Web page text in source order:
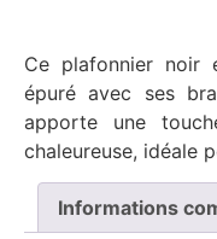
Ce plafonnier noir
épuré avec ses
apporte une
chaleureuse, idéale
Informations